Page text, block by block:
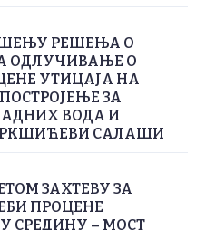
РЕШЕЊА О
ОДЛУЧИВАЊЕ О
УТИЦАЈА НА
ЗА
ВОДА И
САЛАШИ
ЗАХТЕВУ ЗА
ПРОЦЕНЕ
СРЕДИНУ – МОСТ